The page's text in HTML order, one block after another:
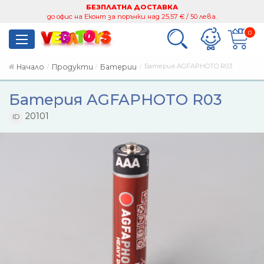
БЕЗПЛАТНА ДОСТАВКА
до офис на Еконт за поръчки над 25.57 € / 50 лева.
0
Начало Продукти Батерии Батерия AGFAPHOTO R03
Батерия AGFAPHOTO R03
ID 20101